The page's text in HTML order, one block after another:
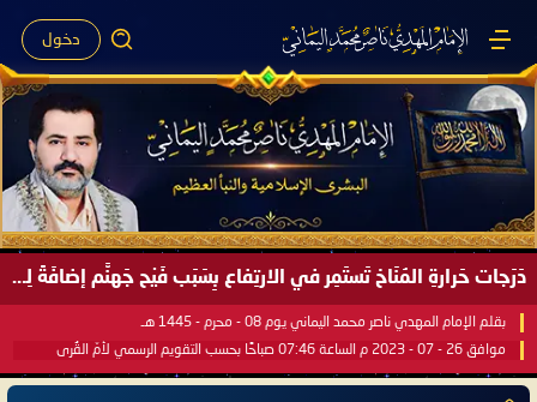
دخول
دَرَجات حَرارةِ المُنَاخ تَستَمِر في الارتِفاع بِسَبَب فَيْح جَهنَّم إضافَةً لِحرارةِ الشَّمس في مُحكَم القُرآن العَظيم ..
بقلم الإمام المهدي ناصر محمد اليماني يوم 08 - محرم - 1445 هـ
موافق 26 - 07 - 2023 م الساعة 07:46 صباحًا بحسب التقويم الرسمي لأمّ القُرى